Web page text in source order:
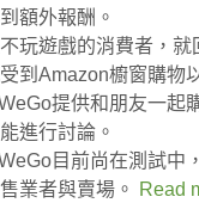
額外報酬。
玩遊戲的消費者，就
到Amazon櫥窗購物
提供和朋友一起
進行討論。
目前尚在測試中
業者與賣場。
Read